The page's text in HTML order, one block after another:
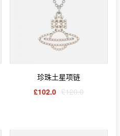
珍珠土星项链
£102.0 £120.0